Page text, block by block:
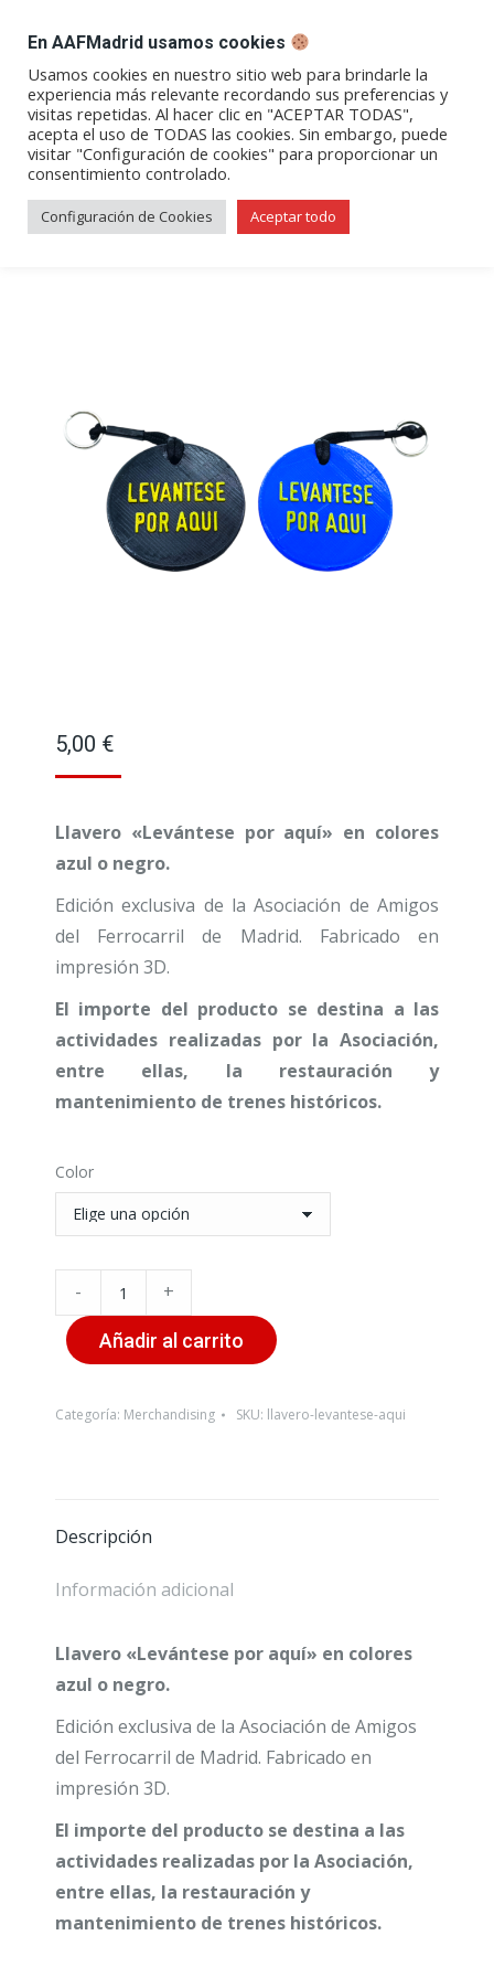
Abrir
enlace
en
una
ventana/pestaña
Abrir
enlace
en
una
ventana/pestaña
Abrir
enlace
en
una
ventana/pestaña
Abrir
enlace
en
una
Abrir
enlace
en
una
Llavero «Levántese por aquí»
en colores azul o negro
5,00 €
Llavero «Levántese por aquí» en colores
azul o negro.
Edición exclusiva de la Asociación de Amigos
del Ferrocarril de Madrid. Fabricado en
impresión 3D.
El importe del producto se destina a las
actividades realizadas por la Asociación,
entre ellas, la restauración y
mantenimiento de trenes históricos.
Color
Cantidad
de
Llavero
por
azul
negro
- +
Añadir al carrito
Categoría: Merchandising SKU: llavero-levantese-aqui
Descripción
Información adicional
Llavero «Levántese por aquí» en colores
azul o negro.
Edición exclusiva de la Asociación de Amigos
del Ferrocarril de Madrid. Fabricado en
impresión 3D.
El importe del producto se destina a las
actividades realizadas por la Asociación,
entre ellas, la restauración y
mantenimiento de trenes históricos.
En AAFMadrid usamos cookies
Usamos cookies en nuestro sitio web para brindarle la
experiencia más relevante recordando sus preferencias y
visitas repetidas. Al hacer clic en "ACEPTAR TODAS",
acepta el uso de TODAS las cookies. Sin embargo, puede
visitar "Configuración de cookies" para proporcionar un
consentimiento controlado.
Configuración de Cookies Aceptar todo